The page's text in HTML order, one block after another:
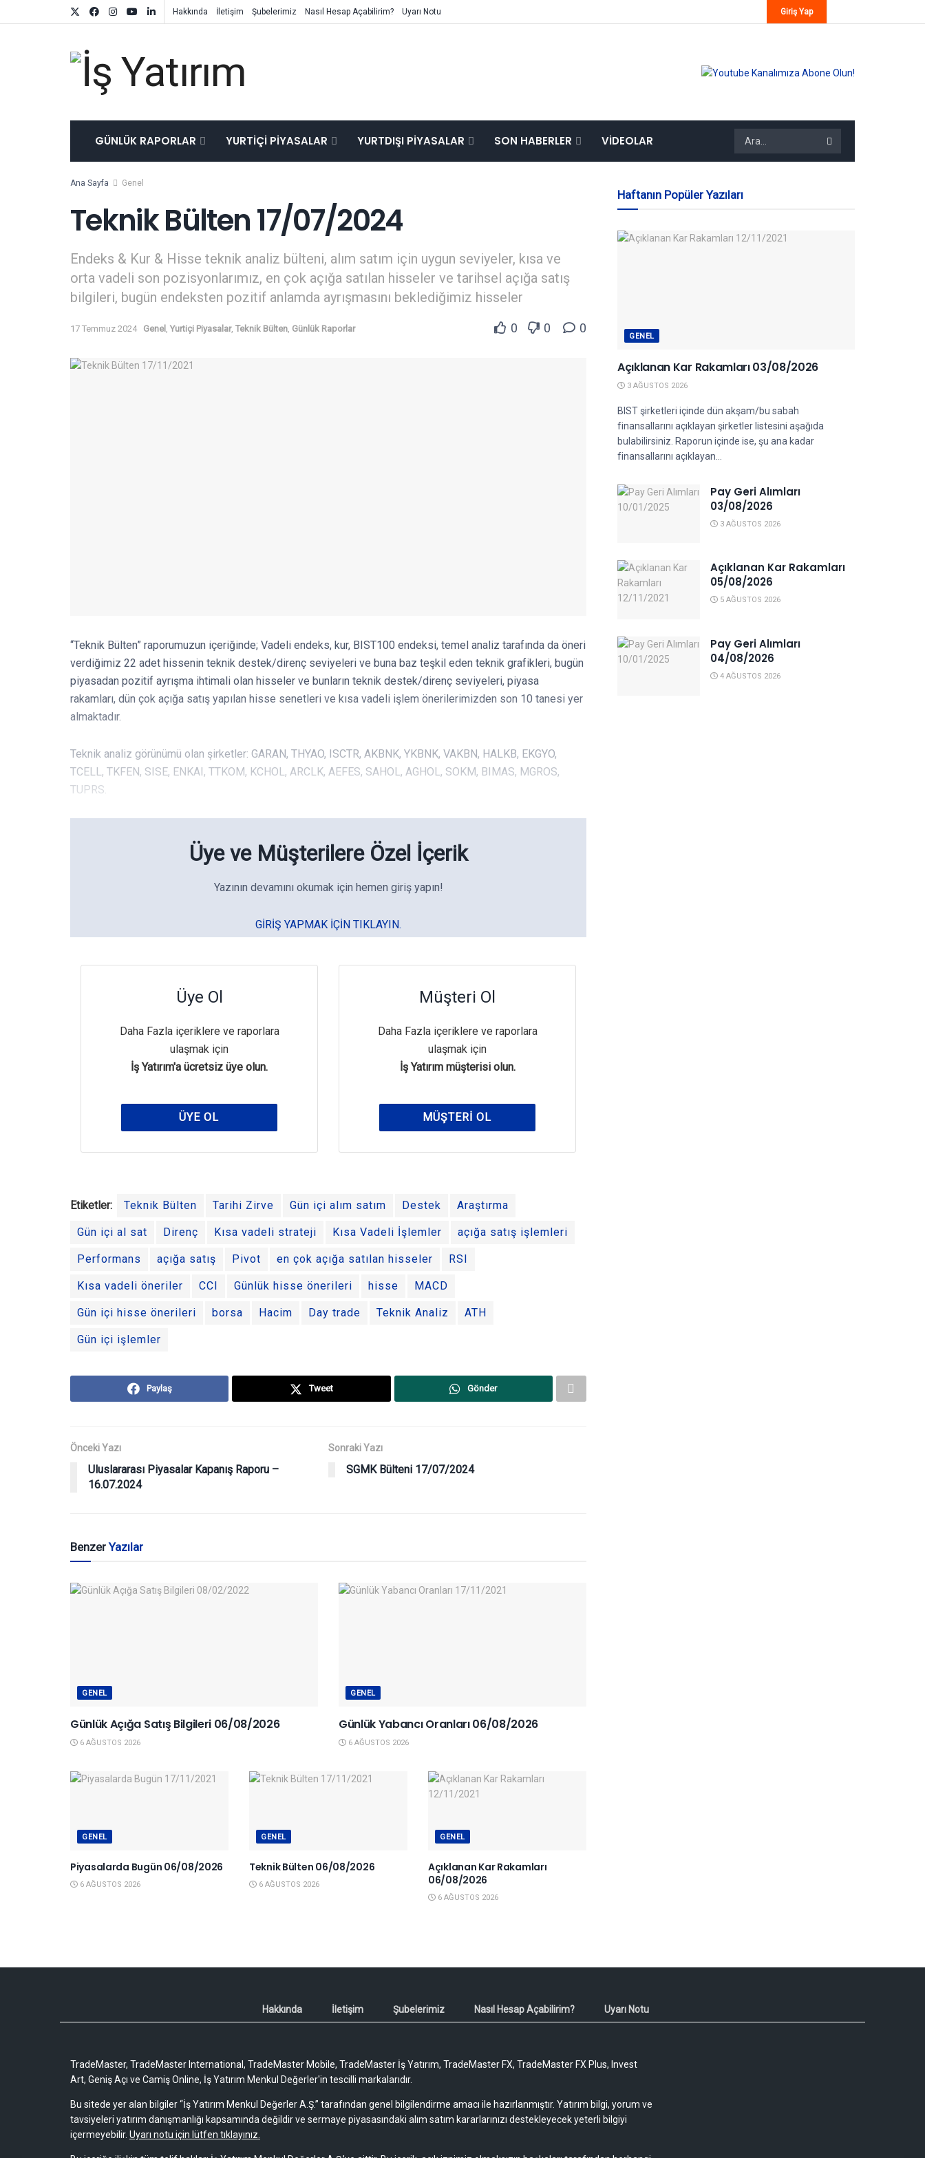
Hakkında İletişim Şubelerimiz Nasıl Hesap Açabilirim? Uyarı Notu Giriş Yap
GÜNLÜK RAPORLAR YURTIÇI PIYASALAR YURTDIŞI PIYASALAR SON HABERLER VIDEOLAR
Ana Sayfa Genel
Teknik Bülten 17/07/2024
Endeks & Kur & Hisse teknik analiz bülteni, alım satım için uygun seviyeler, kısa ve
orta vadeli son pozisyonlarımız, en çok açığa satılan hisseler ve tarihsel açığa satış
bilgileri, bugün endeksten pozitif anlamda ayrışmasını beklediğimiz hisseler
17 Temmuz 2024 Genel Yurtiçi Piyasalar, Teknik Bülten Günlük Raporlar 0 0 0
“Teknik Bülten” raporumuzun içeriğinde; Vadeli endeks, kur, BIST100 endeksi, temel analiz tarafında da öneri
verdiğimiz 22 adet hissenin teknik destek/direnç seviyeleri ve buna baz teşkil eden teknik grafikleri, bugün
piyasadan pozitif ayrışma ihtimali olan hisseler ve bunların teknik destek/direnç seviyeleri, piyasa
rakamları, dün çok açığa satış yapılan hisse senetleri ve kısa vadeli işlem önerilerimizden son 10 tanesi yer
almaktadır.
Teknik analiz görünümü olan şirketler: GARAN, THYAO, ISCTR, AKBNK, YKBNK, VAKBN, HALKB, EKGYO,
TCELL, TKFEN, SISE, ENKAI, TTKOM, KCHOL, ARCLK, AEFES, SAHOL, AGHOL, SOKM, BIMAS, MGROS,
TUPRS.
Üye ve Müşterilere Özel İçerik
Yazının devamını okumak için hemen giriş yapın!
GIRIŞ YAPMAK IÇIN TIKLAYIN.
Üye Ol
Daha Fazla içeriklere ve raporlara
ulaşmak için
İş Yatırım'a ücretsiz üye olun.
ÜYE OL
Müşteri Ol
Daha Fazla içeriklere ve raporlara
ulaşmak için
İş Yatırım müşterisi olun.
MÜŞTERI OL
Etiketler: Teknik Bülten Tarihi Zirve Gün içi alım satım Destek Araştırma
Gün içi al sat Direnç Kısa vadeli strateji Kısa Vadeli İşlemler açığa satış işlemleri
Performans açığa satış Pivot en çok açığa satılan hisseler RSI
Kısa vadeli öneriler CCI Günlük hisse önerileri hisse MACD
Gün içi hisse önerileri borsa Hacim Day trade Teknik Analiz ATH
Gün içi işlemler
Paylaş Tweet Gönder
Önceki Yazı
Uluslararası Piyasalar Kapanış Raporu –
16.07.2024
Sonraki Yazı
SGMK Bülteni 17/07/2024
BenzerYazılar
GENEL
Günlük Açığa Satış Bilgileri 06/08/2026
6 AĞUSTOS 2026
GENEL
Günlük Yabancı Oranları 06/08/2026
6 AĞUSTOS 2026
GENEL
Piyasalarda Bugün 06/08/2026
6 AĞUSTOS 2026
GENEL
Teknik Bülten 06/08/2026
6 AĞUSTOS 2026
GENEL
Açıklanan Kar Rakamları
06/08/2026
6 AĞUSTOS 2026
Haftanın Popüler Yazıları
GENEL
Açıklanan Kar Rakamları 03/08/2026
3 AĞUSTOS 2026
BIST şirketleri içinde dün akşam/bu sabah
finansallarını açıklayan şirketler listesini aşağıda
bulabilirsiniz. Raporun içinde ise, şu ana kadar
finansallarını açıklayan...
Pay Geri Alımları
03/08/2026
3 AĞUSTOS 2026
Açıklanan Kar Rakamları
05/08/2026
5 AĞUSTOS 2026
Pay Geri Alımları
04/08/2026
4 AĞUSTOS 2026
Hakkında İletişim Şubelerimiz Nasıl Hesap Açabilirim? Uyarı Notu
TradeMaster, TradeMaster International, TradeMaster Mobile, TradeMaster İş Yatırım, TradeMaster FX, TradeMaster FX Plus, Invest
Art, Geniş Açı ve Camiş Online, İş Yatırım Menkul Değerler'in tescilli markalarıdır.
Bu sitede yer alan bilgiler “İş Yatırım Menkul Değerler A.Ş.” tarafından genel bilgilendirme amacı ile hazırlanmıştır. Yatırım bilgi, yorum ve
tavsiyeleri yatırım danışmanlığı kapsamında değildir ve sermaye piyasasındaki alım satım kararlarınızı destekleyecek yeterli bilgiyi
içermeyebilir. Uyarı notu için lütfen tıklayınız.